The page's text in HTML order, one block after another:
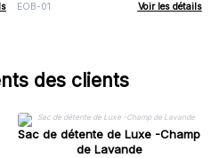
EOB-01 Voir les détails
des clients
Sac de détente de Luxe -Champ
de Lavande